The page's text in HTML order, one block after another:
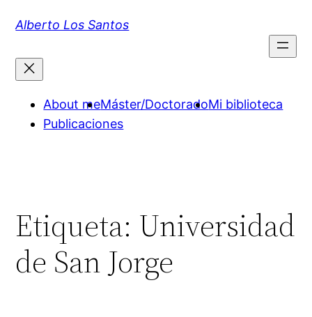
Alberto Los Santos
About meMáster/DoctoradoMi biblioteca
Publicaciones
Etiqueta: Universidad
de San Jorge